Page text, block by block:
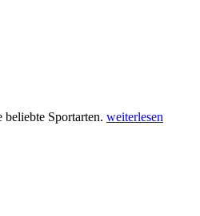
Sportarten. weiterlesen